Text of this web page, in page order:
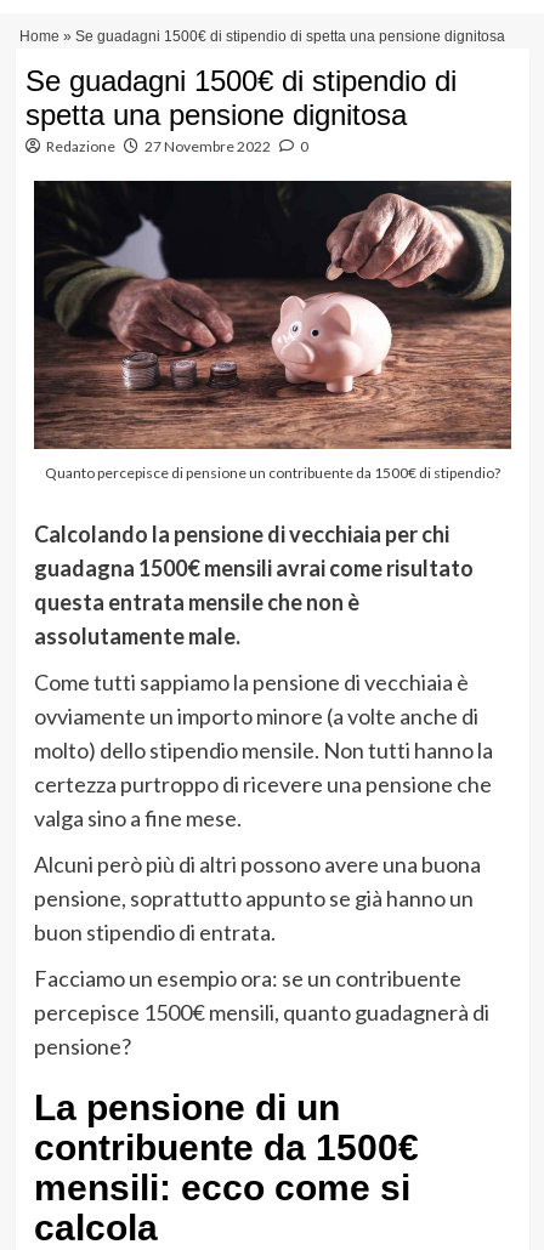
contenuto
Home » Se guadagni 1500€ di stipendio di spetta una pensione dignitosa
Se guadagni 1500€ di stipendio di
spetta una pensione dignitosa
Redazione 27 Novembre 2022 0
Quanto percepisce di pensione un contribuente da 1500€ di stipendio?
Calcolando la pensione di vecchiaia per chi
guadagna 1500€ mensili avrai come risultato
questa entrata mensile che non è
assolutamente male.
Come tutti sappiamo la pensione di vecchiaia è
ovviamente un importo minore (a volte anche di
molto) dello stipendio mensile. Non tutti hanno la
certezza purtroppo di ricevere una pensione che
valga sino a fine mese.
Alcuni però più di altri possono avere una buona
pensione, soprattutto appunto se già hanno un
buon stipendio di entrata.
Facciamo un esempio ora: se un contribuente
percepisce 1500€ mensili, quanto guadagnerà di
pensione?
La pensione di un
contribuente da 1500€
mensili: ecco come si
calcola